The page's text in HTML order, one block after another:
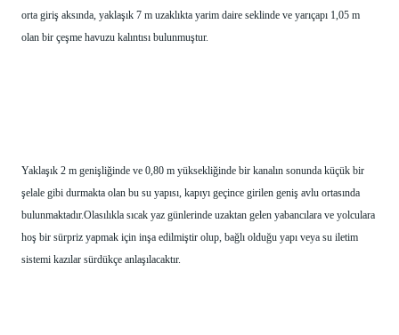
orta giriş aksında, yaklaşık 7 m uzaklıkta yarim daire seklinde ve yarıçapı 1,05 m
olan bir çeşme havuzu kalıntısı bulunmuştur.
Yaklaşık 2 m genişliğinde ve 0,80 m yüksekliğinde bir kanalın sonunda küçük bir
şelale gibi durmakta olan bu su yapısı, kapıyı geçince girilen geniş avlu ortasında
bulunmaktadır.Olasılıkla sıcak yaz günlerinde uzaktan gelen yabancılara ve yolculara
hoş bir sürpriz yapmak için inşa edilmiştir olup, bağlı olduğu yapı veya su iletim
sistemi kazılar sürdükçe anlaşılacaktır.